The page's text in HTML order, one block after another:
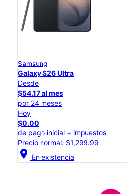
Samsung
Galaxy S26 Ultra
Desde
$54.17 al mes
por 24 meses
Hoy
$0.00
de pago inicial + impuestos
Precio normal: $1,299.99
location_on En existencia